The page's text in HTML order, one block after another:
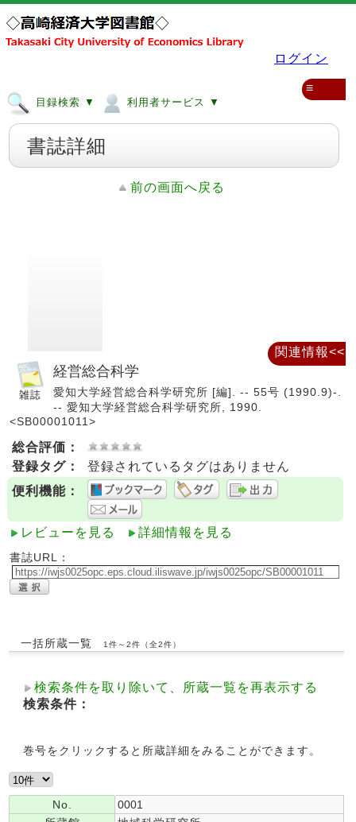
ログイン
目録検索 ▼ 利用者サービス ▼
≡
書誌詳細
前の画面へ戻る
経営総合科学
愛知大学経営総合科学研究所 [編]. -- 55号 (1990.9)-.
-- 愛知大学経営総合科学研究所, 1990.
<SB00001011>
総合評価：
登録タグ：
登録されているタグはありません
便利機能：
レビューを見る 詳細情報を見る
書誌URL：
一括所蔵一覧 1件～2件（全2件）
検索条件を取り除いて、所蔵一覧を再表示する
検索条件：
巻号をクリックすると所蔵詳細をみることができます。
No.
0001
関連情報<<